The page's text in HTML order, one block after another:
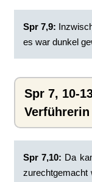
Spr 7,9:
es war dunkel
Spr 7, 10-
Verführerin
Spr 7,10: Da
zurechtgemacht